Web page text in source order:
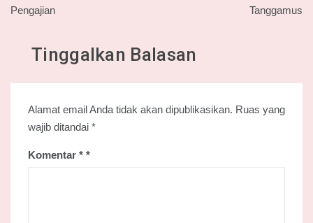
Pengajian
Tanggamus
Tinggalkan Balasan
Alamat email Anda tidak akan dipublikasikan. Ruas yang
wajib ditandai *
Komentar *